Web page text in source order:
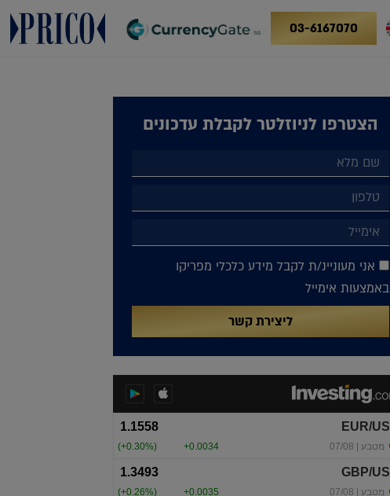
03-6167070
הצטרפו לניוזלטר לקבלת עדכונים
אני מעוניינ/ת לקבל מידע כלכלי מפריקו
באמצעות אימייל
ליצירת קשר